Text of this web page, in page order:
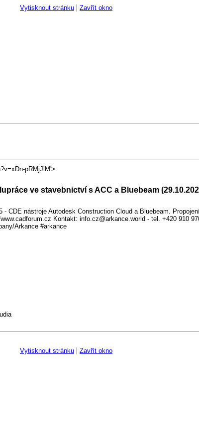
Vytisknout stránku | Zavřít okno
pRMjJlM'>
ve stavebnictví s ACC a Bluebeam
- CDE nástroje Autodesk Construction Cloud a Bluebeam.
Kontakt: info.cz@arkance.world - tel. +420 910
Arkance #arkance
Vytisknout stránku | Zavřít okno